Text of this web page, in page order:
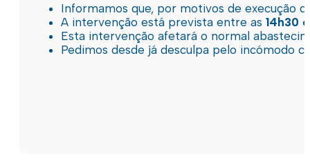
Informamos que, por motivos de execução
A intervenção está prevista entre as 14h30
Esta intervenção afetará o normal
Pedimos desde já desculpa pelo incómodo